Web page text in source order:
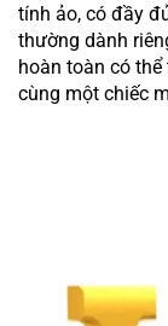
tính ảo, có đầy
thường dành
hoàn toàn có
cùng một chiếc